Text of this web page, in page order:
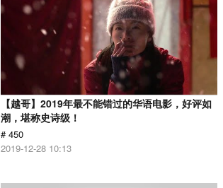
【越哥】2019年最不能错过的华语电影，好评如
潮，堪称史诗级！
# 450
2019-12-28 10:13